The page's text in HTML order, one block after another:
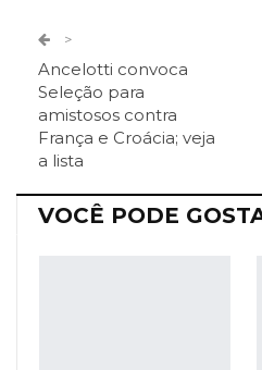
Facebook Messenger
>
Ancelotti convoca
Seleção para
amistosos contra
França e Croácia; veja
a lista
VOCÊ PODE